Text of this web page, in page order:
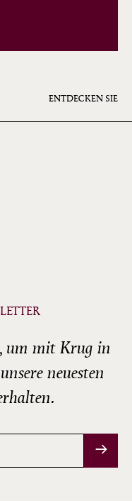
ENTDECKEN SIE
um mit Krug in
neuesten